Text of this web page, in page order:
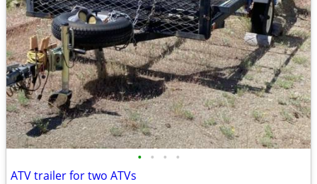
• • • •
ATV trailer for two ATVs